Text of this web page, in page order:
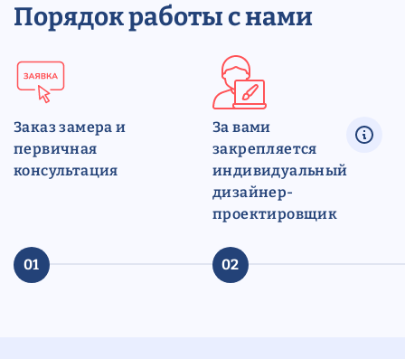
Порядок работы с нами
Заказ замера и
первичная
консультация
01
За вами
закрепляется
индивидуальный
дизайнер-
проектировщик
02